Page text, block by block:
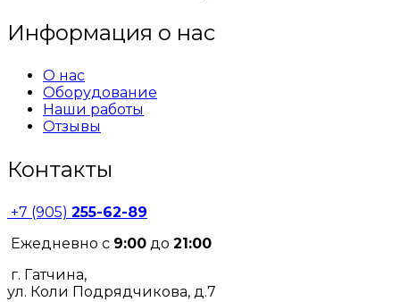
Информация о нас
О нас
Оборудование
Наши работы
Отзывы
Контакты
+7 (905) 255-62-89
Ежедневно с 9:00 до 21:00
г. Гатчина,
ул. Коли Подрядчикова, д.7